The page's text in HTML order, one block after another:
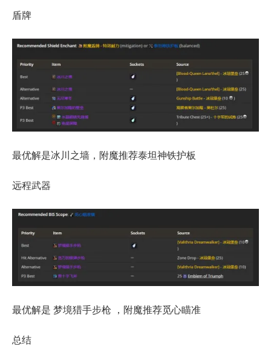
盾牌
最优解是冰川之墙，附魔推荐泰坦神铁护板
远程武器
最优解是 梦境猎手步枪 ，附魔推荐觅心瞄准
总结